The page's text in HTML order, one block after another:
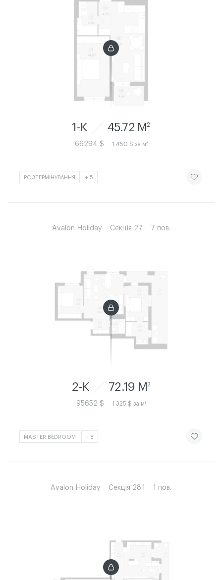
1-К 45.72 M2
66294 $ 1 450 $ за м²
РОЗТЕРМІНУВАННЯ + 5 ЧИТАТИ
Avalon Holiday Секція 27 7 пов.
2-К 72.19 M 2
95652 $ 1 325 $ за м²
MASTER BEDROOM + 8 ЧИТАТИ
Avalon Holiday Секція 28.1 1 пов.